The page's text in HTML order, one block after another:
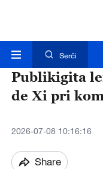
Serĉi
Publikigita
de Xi pri
2026-07-08 10:16:16
Share